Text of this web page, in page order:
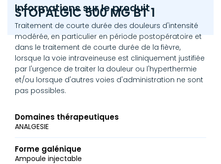
STOPALGIC 500 MG BT 1
Informations sur le produit
Traitement de courte durée des douleurs d'intensité
modérée, en particulier en période postopératoire et
dans le traitement de courte durée de la fièvre,
lorsque la voie intraveineuse est cliniquement justifiée
par l'urgence de traiter la douleur ou l'hyperthermie
et/ou lorsque d'autres voies d'administration ne sont
pas possibles.
Domaines thérapeutiques
ANALGESIE
Forme galénique
Ampoule injectable